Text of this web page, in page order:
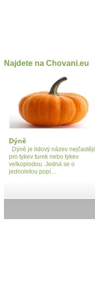
Najdete na Chovani.eu
Dýně
Dýně je lidový název nejčastěji
pro tykev turek nebo tykev
velkoplodou. Jedná se o
jednoletou popí…